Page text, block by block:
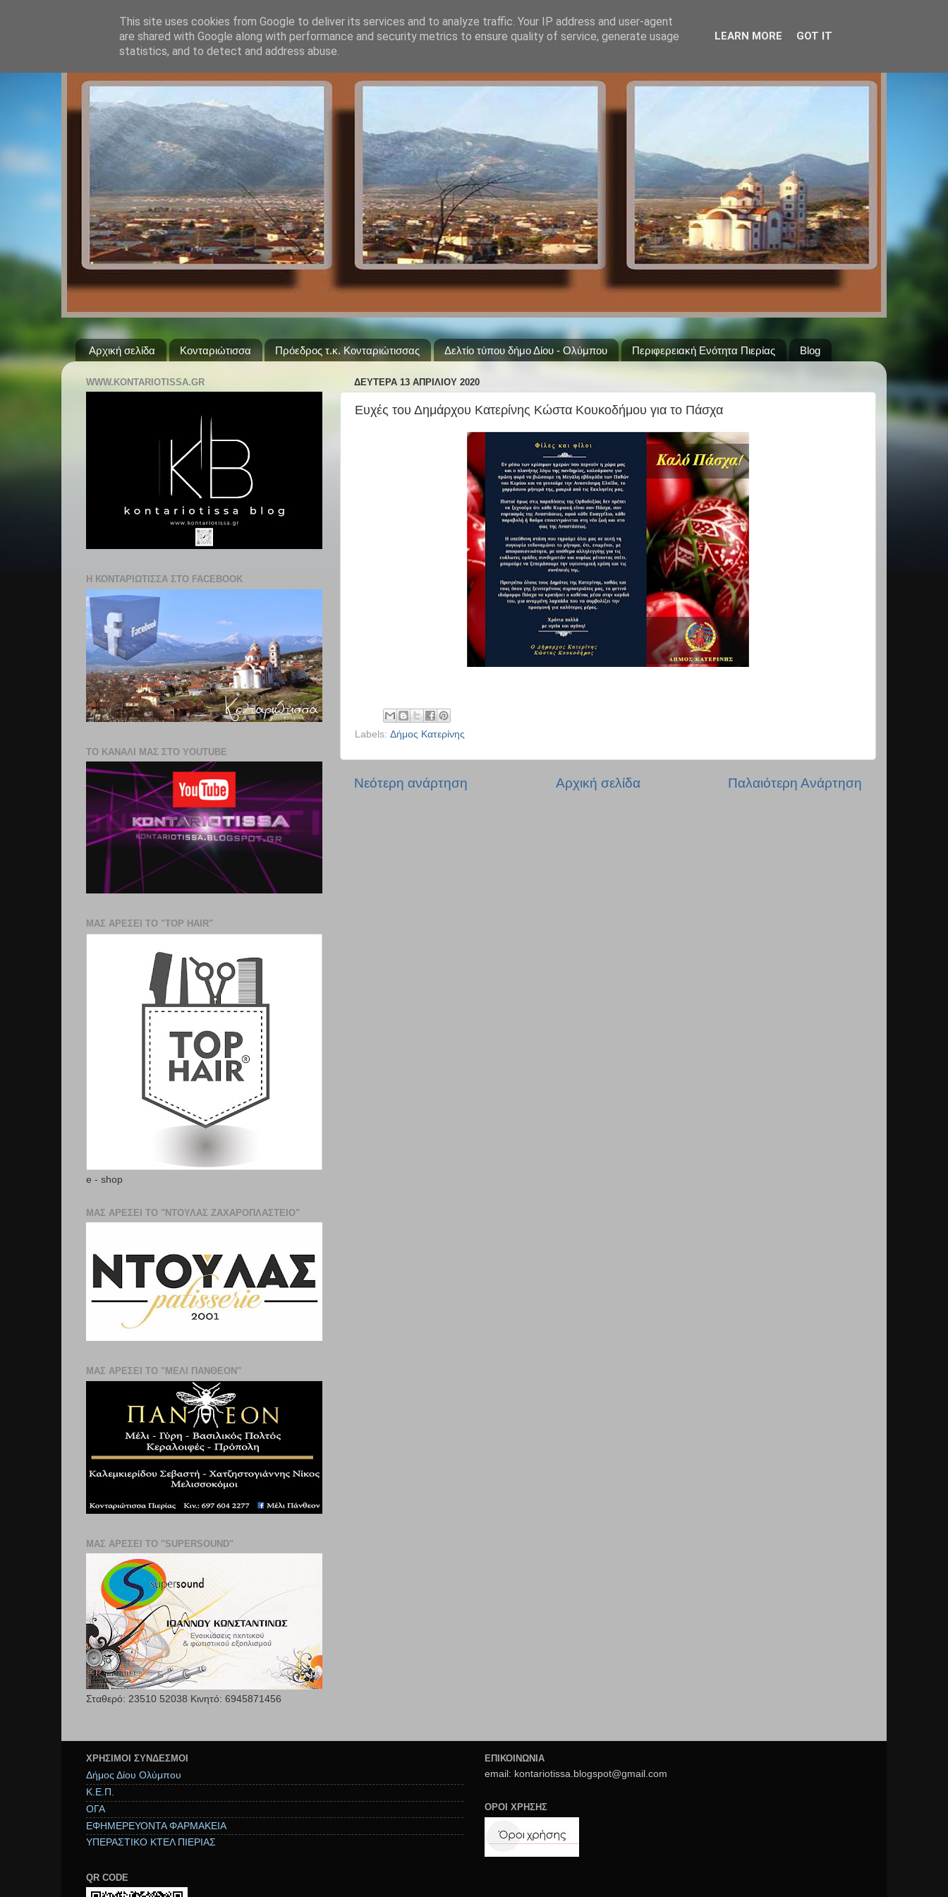
Αρχική σελίδα Κονταριώτισσα Πρόεδρος τ.κ. Κονταριώτισσας Δελτίο τύπου δήμο Δίου - Ολύμπου Περιφερειακή Ενότητα Πιερίας Blog
ΔΕΥΤΈΡΑ 13 ΑΠΡΙΛΊΟΥ 2020
Ευχές του Δημάρχου Κατερίνης Κώστα Κουκοδήμου για το Πάσχα
Labels: Δήμος Κατερίνης
Νεότερη ανάρτηση Παλαιότερη Ανάρτηση
Αρχική σελίδα
WWW.KONTARIOTISSA.GR
Η ΚΟΝΤΑΡΙΩΤΙΣΣΑ ΣΤΟ FACEBOOK
ΤΟ ΚΑΝΑΛΙ ΜΑΣ ΣΤΟ YOUTUBE
ΜΑΣ ΑΡΕΣΕΙ ΤΟ "TOP HAIR"
e - shop
ΜΑΣ ΑΡΕΣΕΙ ΤΟ "ΝΤΟΥΛΑΣ ΖΑΧΑΡΟΠΛΑΣΤΕΊΟ"
ΜΑΣ ΑΡΕΣΕΙ ΤΟ "ΜΕΛΙ ΠΑΝΘΕΟΝ"
ΜΑΣ ΑΡΕΣΕΙ ΤΟ "SUPERSOUND"
Σταθερό: 23510 52038 Κινητό: 6945871456
ΧΡΉΣΙΜΟΙ ΣΥΝΔΕΣΜΟΙ
Δήμος Δίου Ολύμπου
Κ.Ε.Π.
ΟΓΑ
ΕΦΗΜΕΡΕΥΟΝΤΑ ΦΑΡΜΑΚΕΙΑ
ΥΠΕΡΑΣΤΙΚΟ ΚΤΕΛ ΠΙΕΡΙΑΣ
QR CODE
ΕΠΙΚΟΙΝΩΝΙΑ
email: kontariotissa.blogspot@gmail.com
ΟΡΟΙ ΧΡΗΣΗΣ
This site uses cookies from Google to deliver its services and to analyze traffic. Your IP address and user-agent
are shared with Google along with performance and security metrics to ensure quality of service, generate usage
statistics, and to detect and address abuse.
LEARN MORE GOT IT